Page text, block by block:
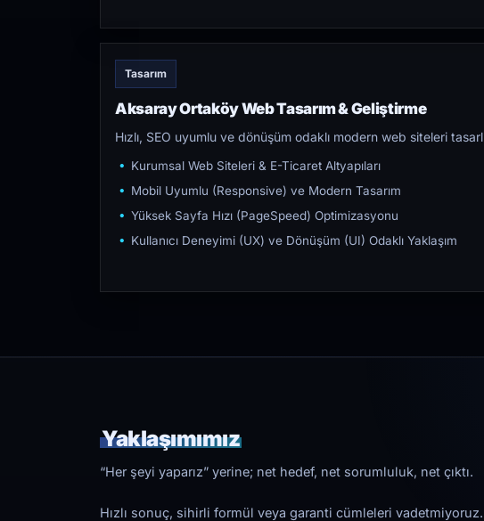
Tasarım
Aksaray Ortaköy Web Tasarım & Geliştirme
Hızlı, SEO uyumlu ve dönüşüm odaklı modern web siteleri
Kurumsal Web Siteleri & E-Ticaret Altyapıları
Mobil Uyumlu (Responsive) ve Modern Tasarım
Yüksek Sayfa Hızı (PageSpeed) Optimizasyonu
Kullanıcı Deneyimi (UX) ve Dönüşüm (UI) Odaklı Yaklaşım
Yaklaşımımız
“Her şeyi yaparız” yerine; net hedef, net sorumluluk, net çıktı.
Hızlı sonuç, sihirli formül veya garanti cümleleri